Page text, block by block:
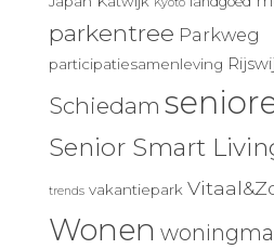
parkentree Parkweg
participatiesamenleving
Schiedam
Senior Smart
trends vakantiepark
Wonen